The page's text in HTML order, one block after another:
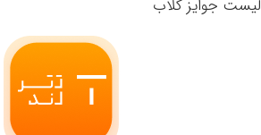
لیست جوایز کلاب